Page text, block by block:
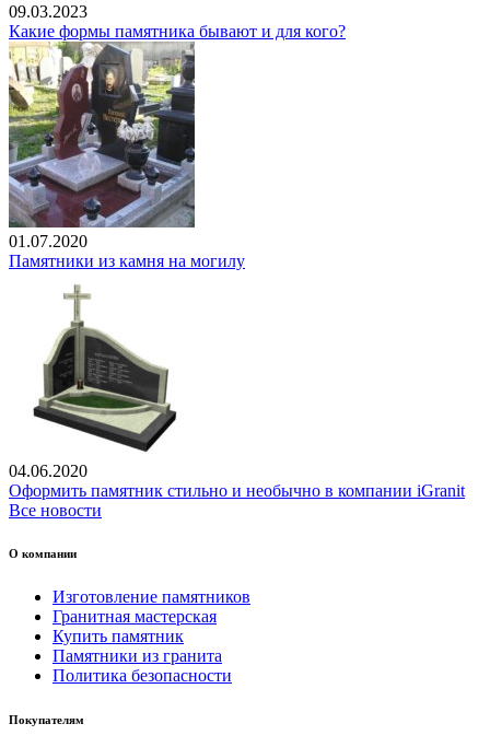
09.03.2023
Какие формы памятника бывают и для кого?
01.07.2020
Памятники из камня на могилу
04.06.2020
Оформить памятник стильно и необычно в компании iGranit
Все новости
О компании
Изготовление памятников
Гранитная мастерская
Купить памятник
Памятники из гранита
Политика безопасности
Покупателям